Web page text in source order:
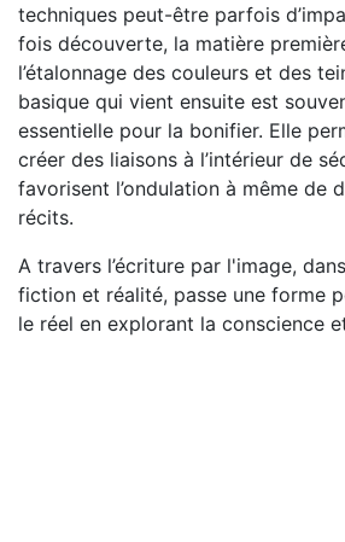
techniques peut-être parfois
fois découverte, la matière
l’étalonnage des couleurs et des
basique qui vient ensuite est
essentielle pour la bonifier. Elle
créer des liaisons à l’intérieur de
favorisent l’ondulation à même de
récits.
A travers l’écriture par l'image,
fiction et réalité, passe une forme
le réel en explorant la conscience